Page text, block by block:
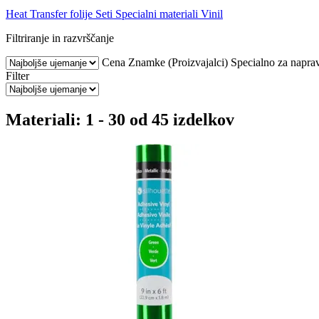
Heat Transfer folije Seti Specialni materiali Vinil
Filtriranje in razvrščanje
Cena Znamke (Proizvajalci) Specialno za
Filter
Materiali: 1 - 30 od 45 izdelkov